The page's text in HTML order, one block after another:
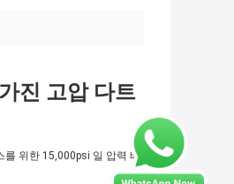
진 고압 다트
를 위한 15,000psi 일 압력 배